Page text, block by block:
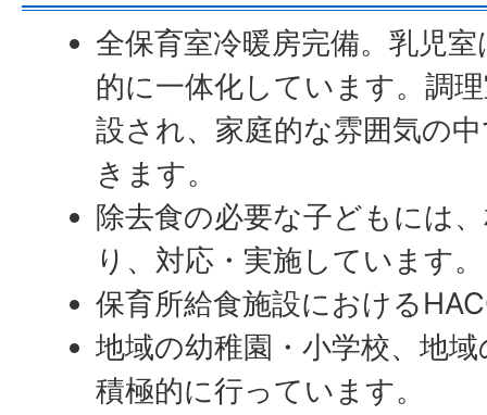
全保育室冷暖房完備。乳児
的に一体化しています。調
設され、家庭的な雰囲気の
きます。
除去食の必要な子どもには
り、対応・実施しています。
保育所給食施設における
地域の幼稚園・小学校、地
積極的に行っています。